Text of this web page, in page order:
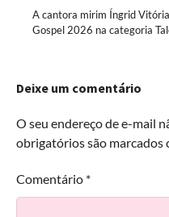
A cantora mirim Íngrid
Gospel 2026 na categoria
Deixe um comentário
O seu endereço de e-mail
obrigatórios são marcados
Comentário *